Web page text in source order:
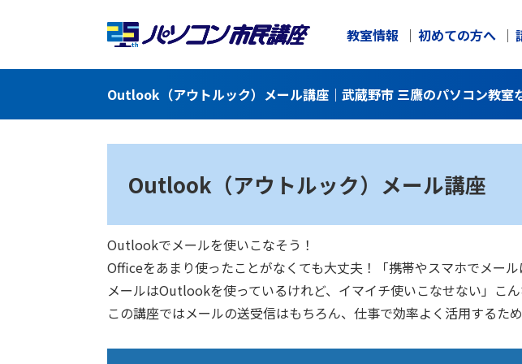
教室情報 初めての方へ
Outlook（アウトルック）メール講座｜武蔵野市 三鷹のパソコン教室
Outlook（アウトルック）メール講座
Outlookでメールを使いこなそう！
Officeをあまり使ったことがなくても大丈夫！「携帯やスマホでメー
メールはOutlookを使っているけれど、イマイチ使いこなせない」こ
この講座ではメールの送受信はもちろん、仕事で効率よく活用するた